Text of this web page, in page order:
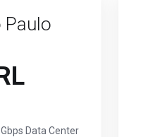
Paulo
Data Center